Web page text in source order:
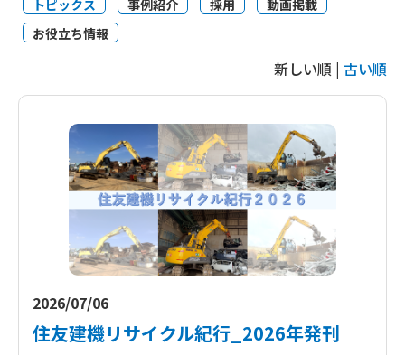
トピックス 事例紹介 採用
動画掲載
お役立ち情報
新しい順 | 古い順
2026/07/06
住友建機リサイクル紀行_2026年発刊